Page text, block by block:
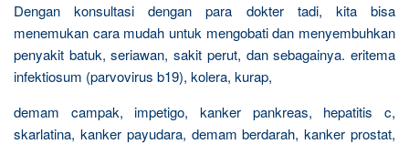
Dengan konsultasi dengan para dokter tadi, kita bisa
menemukan cara mudah untuk mengobati dan menyembuhkan
penyakit batuk, seriawan, sakit perut, dan sebagainya. eritema
infektiosum (parvovirus b19), kolera, kurap,
demam campak, impetigo, kanker pankreas, hepatitis c,
skarlatina, kanker payudara, demam berdarah, kanker prostat,